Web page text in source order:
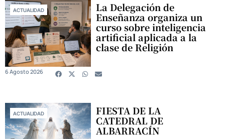
ACTUALIDAD La Delegación de
Enseñanza organiza un
curso sobre inteligencia
artificial aplicada a la
clase de Religión
6 Agosto 2026
ACTUALIDAD FIESTA DE LA
CATEDRAL DE
ALBARRACÍN